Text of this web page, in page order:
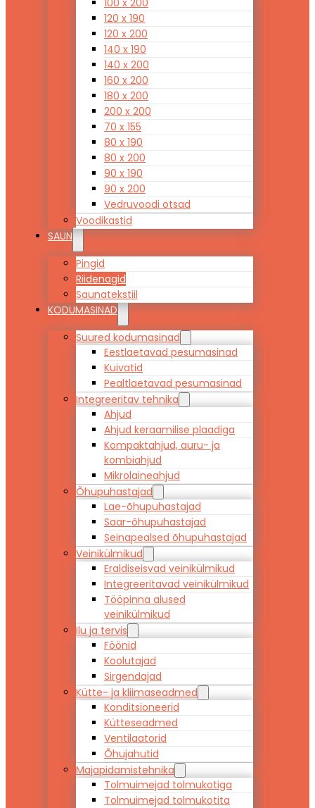
100 x 200
120 x 190
120 x 200
140 x 190
140 x 200
160 x 200
180 x 200
200 x 200
70 x 155
80 x 190
80 x 200
90 x 190
90 x 200
Vedruvoodi otsad
Voodikastid
SAUN
Pingid
Riidenagid
Saunatekstiil
KODUMASINAD
Suured kodumasinad
Eestlaetavad pesumasinad
Kuivatid
Pealtlaetavad pesumasinad
Integreeritav tehnika
Ahjud
Ahjud keraamilise plaadiga
Kompaktahjud, auru- ja
kombiahjud
Mikrolaineahjud
Õhupuhastajad
Lae-õhupuhastajad
Saar-õhupuhastajad
Seinapealsed õhupuhastajad
Veinikülmikud
Eraldiseisvad veinikülmikud
Integreeritavad veinikülmikud
Tööpinna alused
veinikülmikud
Ilu ja tervis
Föönid
Koolutajad
Sirgendajad
Kütte- ja kliimaseadmed
Konditsioneerid
Kütteseadmed
Ventilaatorid
Õhujahutid
Majapidamistehnika
Tolmuimejad tolmukotiga
Tolmuimejad tolmukotita